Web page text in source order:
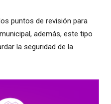
puntos de revisión para
además, este tipo
la seguridad de la